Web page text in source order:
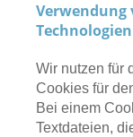
Verwendung
Technologien
Wir nutzen für
Cookies für
Bei einem
Textdateien,